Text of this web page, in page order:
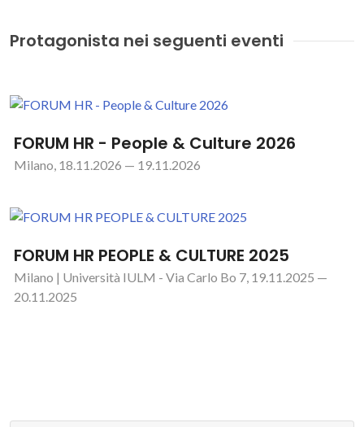
Protagonista nei seguenti eventi
FORUM HR - People & Culture 2026
Milano, 18.11.2026 — 19.11.2026
FORUM HR PEOPLE & CULTURE 2025
Milano | Università IULM - Via Carlo Bo 7, 19.11.2025 —
20.11.2025